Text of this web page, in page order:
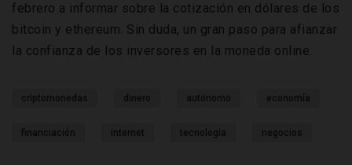
febrero a informar sobre la cotización en dólares de los
bitcoin y ethereum. Sin duda, un gran paso para afianzar
la confianza de los inversores en la moneda online.
criptomonedas dinero autónomo economía
financiación internet tecnología negocios